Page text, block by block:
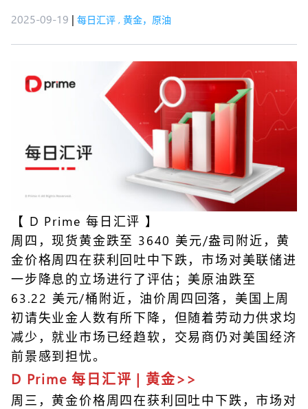
2025-09-19 | 每日汇评 , 黄金，原油
【 D Prime 每日汇评】
周四，现货黄金跌至 3640 美元/盎司附近，黄
金价格周四在获利回吐中下跌，市场对美联储进
一步降息的立场进行了评估；美原油跌至
63.22 美元/桶附近，油价周四回落，美国上周
初请失业金人数有所下降，但随着劳动力供求均
减少，就业市场已经趋软，交易商仍对美国经济
前景感到担忧。
D Prime 每日汇评 | 黄金>>
周三，黄金价格周四在获利回吐中下跌，市场对